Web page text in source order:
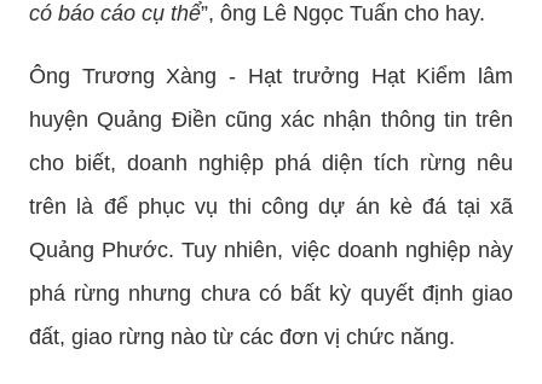
có báo cáo cụ thể”, ông Lê Ngọc Tuấn cho hay.
Ông Trương Xàng - Hạt trưởng Hạt Kiểm lâm
huyện Quảng Điền cũng xác nhận thông tin trên
cho biết, doanh nghiệp phá diện tích rừng nêu
trên là để phục vụ thi công dự án kè đá tại xã
Quảng Phước. Tuy nhiên, việc doanh nghiệp này
phá rừng nhưng chưa có bất kỳ quyết định giao
đất, giao rừng nào từ các đơn vị chức năng.